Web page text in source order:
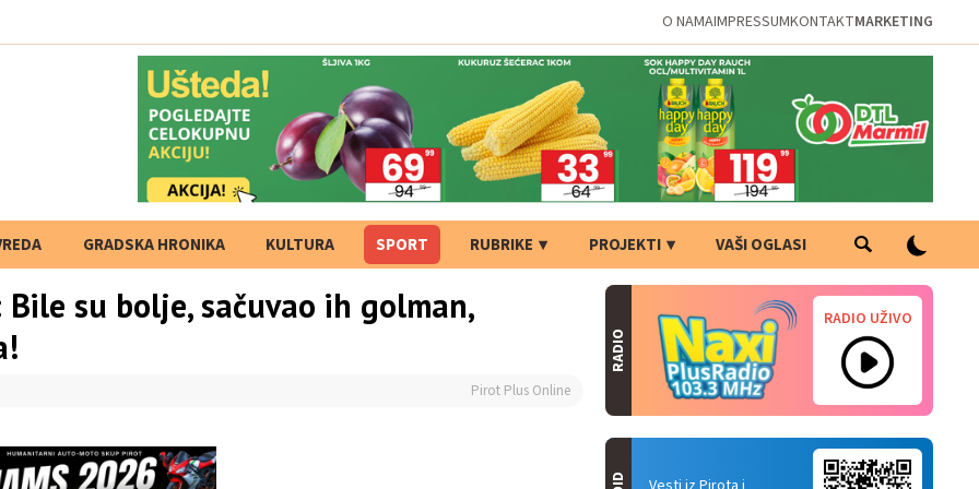
O NAMAIMPRESSUMKONTAKTMARKETING
GRADSKA HRONIKA KULTURA SPORT RUBRIKE PROJEKTI VAŠI OGLASI
su bolje, sačuvao ih golman,
Pirot Plus Online
RADIO
RADIO UŽIVO